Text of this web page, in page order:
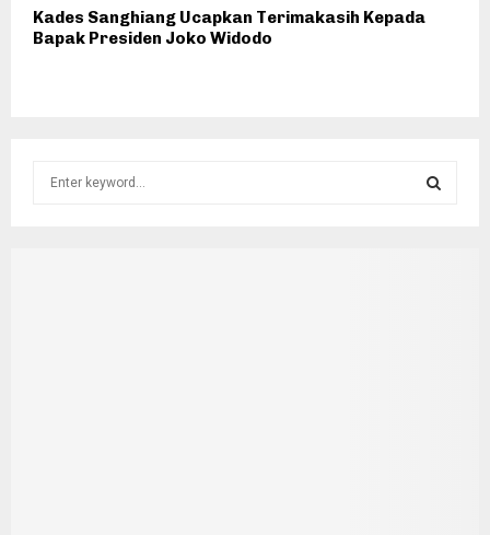
Kades Sanghiang Ucapkan Terimakasih Kepada
Bapak Presiden Joko Widodo